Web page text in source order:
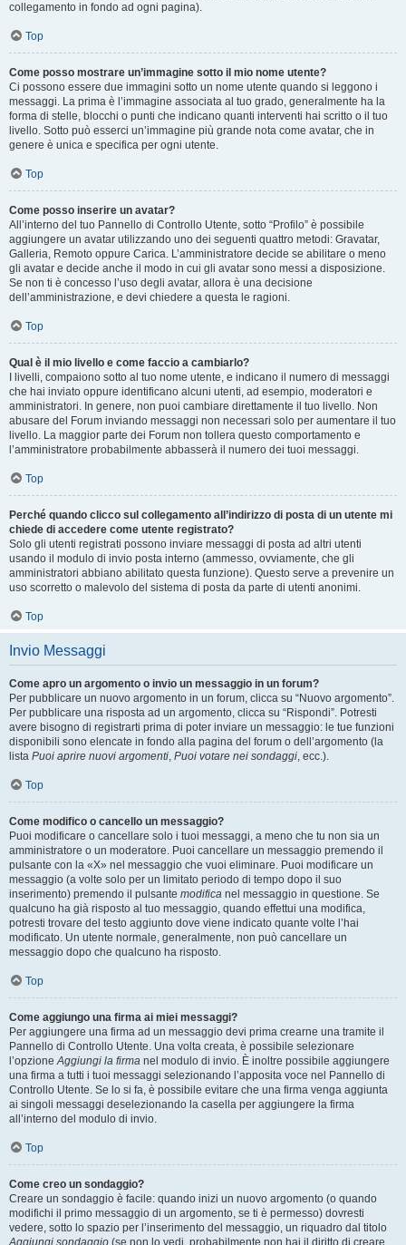
collegamento in fondo ad ogni pagina).
Top
Come posso mostrare un’immagine sotto il mio nome utente?
Ci possono essere due immagini sotto un nome utente quando si leggono i
messaggi. La prima è l’immagine associata al tuo grado, generalmente ha la
forma di stelle, blocchi o punti che indicano quanti interventi hai scritto o il tuo
livello. Sotto può esserci un’immagine più grande nota come avatar, che in
genere è unica e specifica per ogni utente.
Top
Come posso inserire un avatar?
All’interno del tuo Pannello di Controllo Utente, sotto “Profilo” è possibile
aggiungere un avatar utilizzando uno dei seguenti quattro metodi: Gravatar,
Galleria, Remoto oppure Carica. L’amministratore decide se abilitare o meno
gli avatar e decide anche il modo in cui gli avatar sono messi a disposizione.
Se non ti è concesso l’uso degli avatar, allora è una decisione
dell’amministrazione, e devi chiedere a questa le ragioni.
Top
Qual è il mio livello e come faccio a cambiarlo?
I livelli, compaiono sotto al tuo nome utente, e indicano il numero di messaggi
che hai inviato oppure identificano alcuni utenti, ad esempio, moderatori e
amministratori. In genere, non puoi cambiare direttamente il tuo livello. Non
abusare del Forum inviando messaggi non necessari solo per aumentare il tuo
livello. La maggior parte dei Forum non tollera questo comportamento e
l’amministratore probabilmente abbasserà il numero dei tuoi messaggi.
Top
Perché quando clicco sul collegamento all’indirizzo di posta di un utente mi
chiede di accedere come utente registrato?
Solo gli utenti registrati possono inviare messaggi di posta ad altri utenti
usando il modulo di invio posta interno (ammesso, ovviamente, che gli
amministratori abbiano abilitato questa funzione). Questo serve a prevenire un
uso scorretto o malevolo del sistema di posta da parte di utenti anonimi.
Top
Invio Messaggi
Come apro un argomento o invio un messaggio in un forum?
Per pubblicare un nuovo argomento in un forum, clicca su “Nuovo argomento”.
Per pubblicare una risposta ad un argomento, clicca su “Rispondi”. Potresti
avere bisogno di registrarti prima di poter inviare un messaggio: le tue funzioni
disponibili sono elencate in fondo alla pagina del forum o dell’argomento (la
lista Puoi aprire nuovi argomenti, Puoi votare nei sondaggi, ecc.).
Top
Come modifico o cancello un messaggio?
Puoi modificare o cancellare solo i tuoi messaggi, a meno che tu non sia un
amministratore o un moderatore. Puoi cancellare un messaggio premendo il
pulsante con la «X» nel messaggio che vuoi eliminare. Puoi modificare un
messaggio (a volte solo per un limitato periodo di tempo dopo il suo
inserimento) premendo il pulsante modifica nel messaggio in questione. Se
qualcuno ha già risposto al tuo messaggio, quando effettui una modifica,
potresti trovare del testo aggiunto dove viene indicato quante volte l’hai
modificato. Un utente normale, generalmente, non può cancellare un
messaggio dopo che qualcuno ha risposto.
Top
Come aggiungo una firma ai miei messaggi?
Per aggiungere una firma ad un messaggio devi prima crearne una tramite il
Pannello di Controllo Utente. Una volta creata, è possibile selezionare
l’opzioneAggiungi la firma nel modulo di invio. È inoltre possibile aggiungere
una firma a tutti i tuoi messaggi selezionando l’apposita voce nel Pannello di
Controllo Utente. Se lo si fa, è possibile evitare che una firma venga aggiunta
ai singoli messaggi deselezionando la casella per aggiungere la firma
all’interno del modulo di invio.
Top
Come creo un sondaggio?
Creare un sondaggio è facile: quando inizi un nuovo argomento (o quando
modifichi il primo messaggio di un argomento, se ti è permesso) dovresti
vedere, sotto lo spazio per l’inserimento del messaggio, un riquadro dal titolo
Aggiungi sondaggio (se non lo vedi, probabilmente non hai il diritto di creare